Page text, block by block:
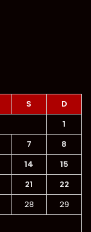
S
D
1
7
8
14
15
21
22
28
29